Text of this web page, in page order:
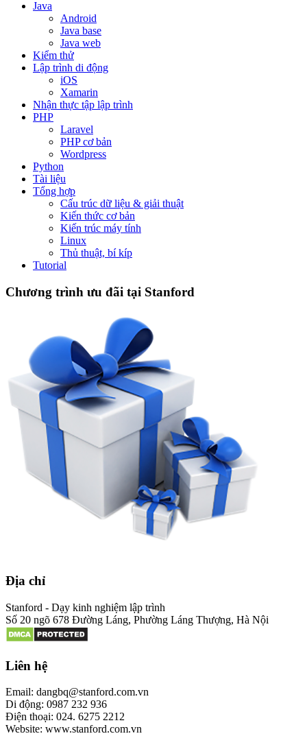
Java
Android
Java base
Java web
Kiểm thử
Lập trình di động
iOS
Xamarin
Nhận thực tập lập trình
PHP
Laravel
PHP cơ bản
Wordpress
Python
Tài liệu
Tổng hợp
Cấu trúc dữ liệu & giải thuật
Kiến thức cơ bản
Kiến trúc máy tính
Linux
Thủ thuật, bí kíp
Tutorial
Chương trình ưu đãi tại Stanford
Địa chỉ
Stanford - Dạy kinh nghiệm lập trình
Số 20 ngõ 678 Đường Láng, Phường Láng Thượng, Hà Nội
Liên hệ
Email: dangbq@stanford.com.vn
Di động: 0987 232 936
Điện thoại: 024. 6275 2212
Website: www.stanford.com.vn